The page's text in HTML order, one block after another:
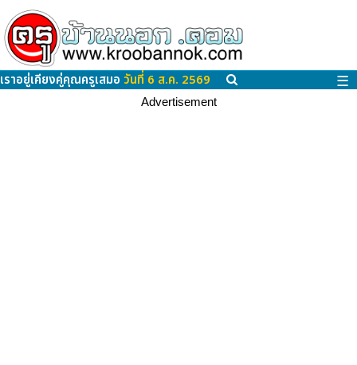
เราอยู่เคียงคู่คุณครูเสมอ วันที่ 6 ส.ค. 2569 ☰
Advertisement